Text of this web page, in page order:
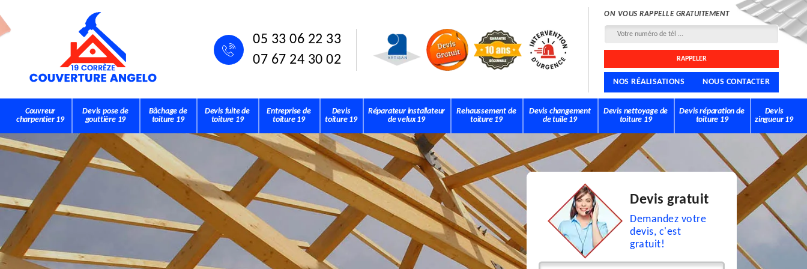
05 33 06 22 33
07 67 24 30 02
ON VOUS RAPPELLE GRATUITEMENT
NOS RÉALISATIONS NOUS CONTACTER
Couvreur
charpentier 19
Devis pose de
gouttière 19
Bâchage de
toiture 19
Devis fuite de
toiture 19
Entreprise de
toiture 19
Devis
toiture 19
Réparateur installateur
de velux 19
Rehaussement de
toiture 19
Devis changement
de tuile 19
Devis nettoyage de
toiture 19
Devis réparation de
toiture 19
Devis
zingueur 19
Devis gratuit
Demandez votre
devis, c'est
gratuit!